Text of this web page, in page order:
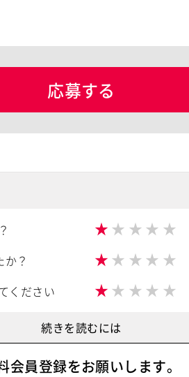
応募する
★ ★ ★ ★ ★
？ ★ ★ ★ ★ ★
ください ★ ★ ★ ★ ★
続きを読むには
会員登録をお願いします。